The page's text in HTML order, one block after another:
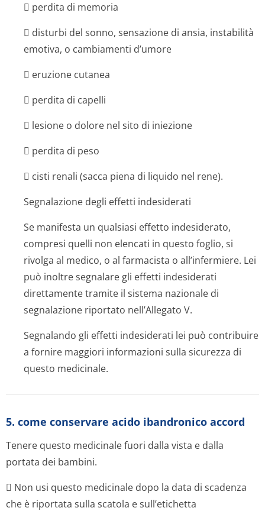
 perdita di memoria
 disturbi del sonno, sensazione di ansia, instabilità
emotiva, o cambiamenti d’umore
 eruzione cutanea
 perdita di capelli
 lesione o dolore nel sito di iniezione
 perdita di peso
 cisti renali (sacca piena di liquido nel rene).
Segnalazione degli effetti indesiderati
Se manifesta un qualsiasi effetto indesiderato,
compresi quelli non elencati in questo foglio, si
rivolga al medico, o al farmacista o all’infermiere. Lei
può inoltre segnalare gli effetti indesiderati
direttamente tramite il sistema nazionale di
segnalazione riportato nell’Allegato V.
Segnalando gli effetti indesiderati lei può contribuire
a fornire maggiori informazioni sulla sicurezza di
questo medicinale.
5. come conservare acido ibandronico accord
Tenere questo medicinale fuori dalla vista e dalla
portata dei bambini.
 Non usi questo medicinale dopo la data di scadenza
che è riportata sulla scatola e sull’etichetta